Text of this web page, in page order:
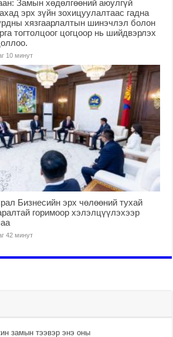
Замын хөдөлгөөний аюулгүй
эрх зүйн зохицуулалтаас гадна
хязгаарлалтын шинэчлэл болон
тогтолцоог цогцоор нь шийдвэрлэх
10 минут
Бизнесийн эрх чөлөөний тухай
горимоор хэлэлцүүлэхээр
42 минут
замын тээвэр энэ оны